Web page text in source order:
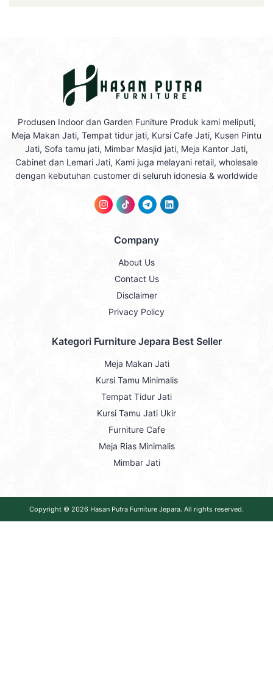
Produsen Indoor dan Garden Funiture Produk kami meliputi,
Meja Makan Jati, Tempat tidur jati, Kursi Cafe Jati, Kusen Pintu
Jati, Sofa tamu jati, Mimbar Masjid jati, Meja Kantor Jati,
Cabinet dan Lemari Jati, Kami juga melayani retail, wholesale
dengan kebutuhan customer di seluruh idonesia & worldwide
Company
About Us
Contact Us
Disclaimer
Privacy Policy
Kategori Furniture Jepara Best Seller
Meja Makan Jati
Kursi Tamu Minimalis
Tempat Tidur Jati
Kursi Tamu Jati Ukir
Furniture Cafe
Meja Rias Minimalis
Mimbar Jati
Copyright © 2026 Hasan Putra Furniture Jepara. All rights reserved.